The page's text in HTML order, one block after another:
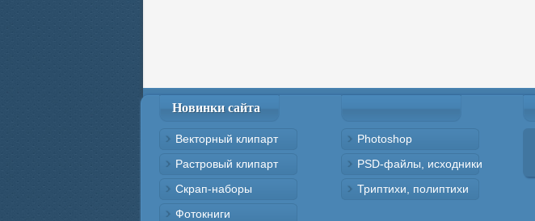
Новинки сайта
Векторный клипарт
Растровый клипарт
Скрап-наборы
Фотокниги
Photoshop
PSD-файлы, исходники
Триптихи, полиптихи